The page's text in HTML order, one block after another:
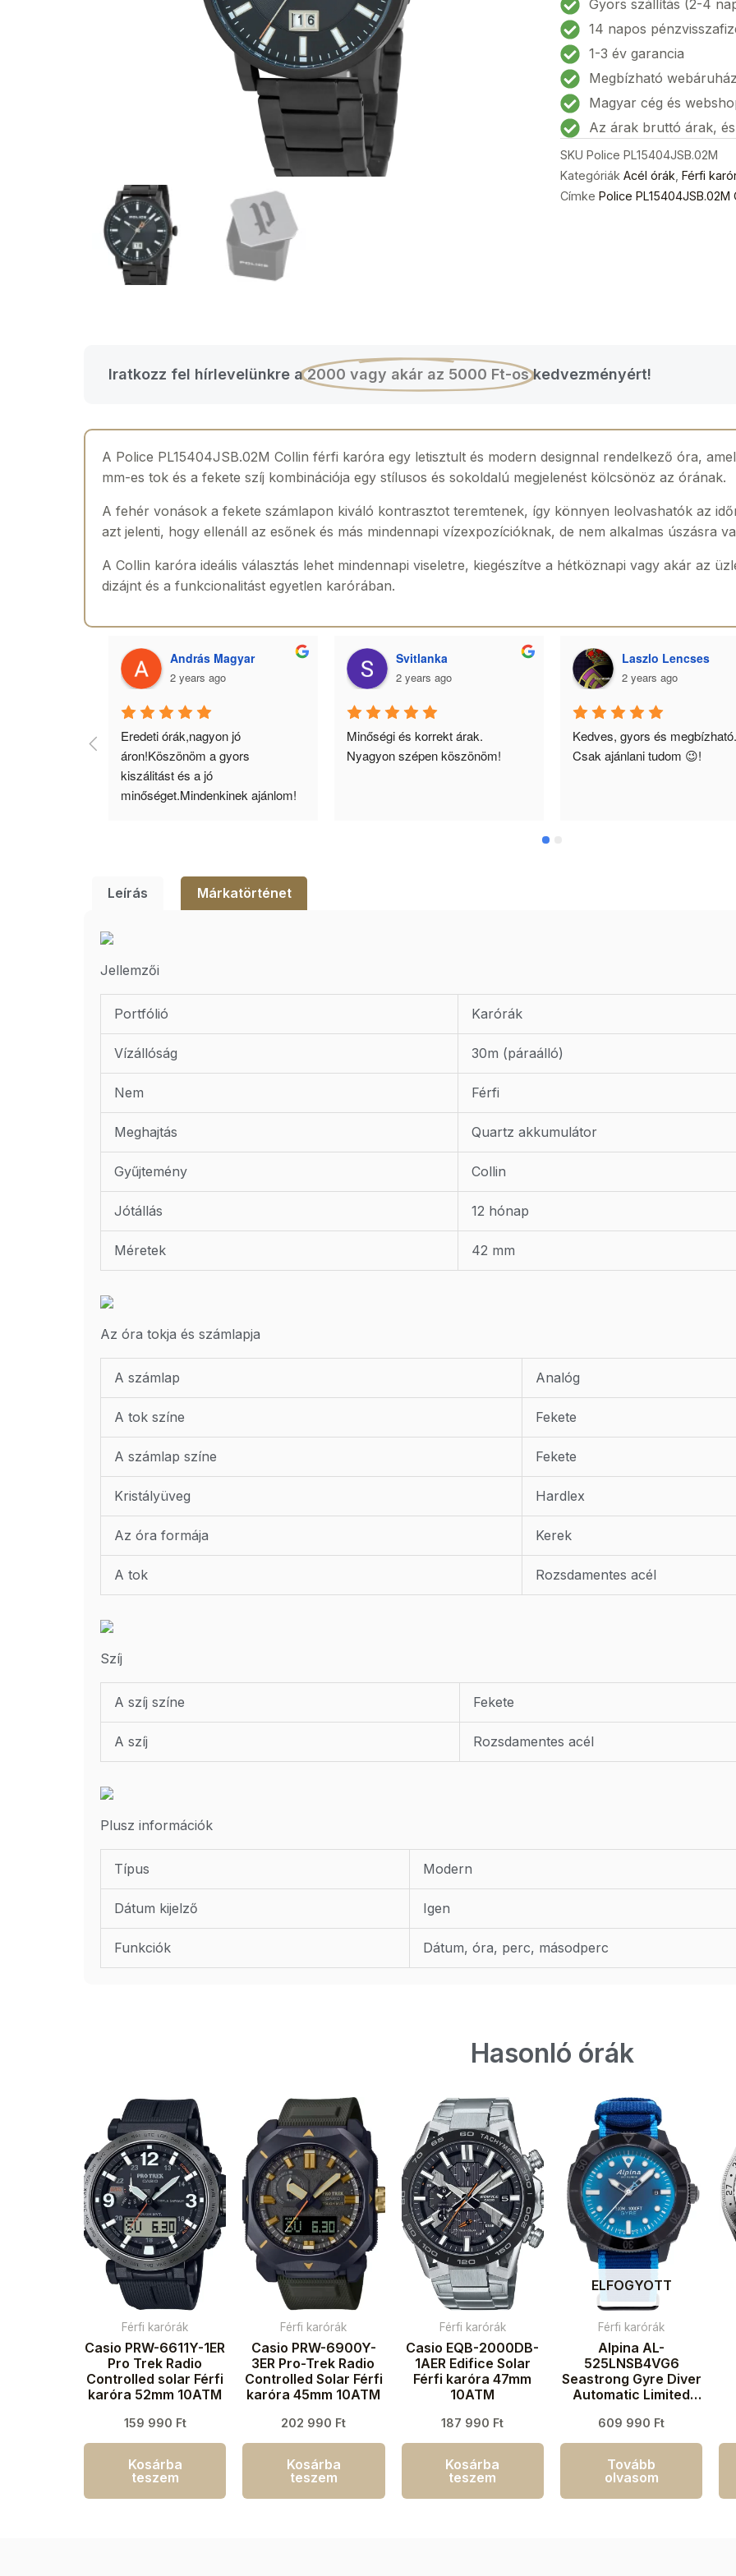
karóra
42mm
3ATM
mennyiség
Gyors szállítás (2-4
14 napos
1-3 év garancia
Megbízható webáruház
Magyar cég és
Az árak bruttó árak,
SKU Police PL15404JSB.02M
Kategóriák Acél órák Férfi
Címke Police
Iratkozz fel hírlevelünkre a2000 vagy akár az 5000 Ft-os kedvezményért!
A Police PL15404JSB.02M Collin férfi karóra egy letisztult és modern designnal rendelkező óra,
mm-es tok és a fekete szíj kombinációja egy stílusos és sokoldalú megjelenést kölcsönöz az órának.
A fehér vonások a fekete számlapon kiváló kontrasztot teremtenek, így könnyen leolvashatók az
azt jelenti, hogy ellenáll az esőnek és más mindennapi vízexpozícióknak, de nem alkalmas úszásra
A Collin karóra ideális választás lehet mindennapi viseletre, kiegészítve a hétköznapi vagy akár az
dizájnt és a funkcionalitást egyetlen karórában.
András Magyar
2 years ago
Eredeti órák,nagyon jó
áron!Köszönöm a gyors
kiszálitást és a jó
minőséget.Mindenkinek ajánlom!
Svitlanka
2 years ago
Minőségi és korrekt árak.
Nyagyon szépen köszönöm!
Laszlo Lencses
2 years ago
Kedves, gyors és megbízható.
Csak ajánlani tudom 😉!
Leírás Márkatörténet
Jellemzői
Portfólió Karórák
Vízállóság 30m (páraálló)
Nem Férfi
Meghajtás Quartz akkumulátor
Gyűjtemény Collin
Jótállás 12 hónap
Méretek 42 mm
Az óra tokja és számlapja
A számlap Analóg
A tok színe Fekete
A számlap színe Fekete
Kristályüveg Hardlex
Az óra formája Kerek
A tok Rozsdamentes acél
Szíj
A szíj színe Fekete
A szíj Rozsdamentes acél
Plusz információk
Típus Modern
Dátum kijelző Igen
Funkciók Dátum, óra, perc, másodperc
Hasonló órák
Férfi karórák
Casio PRW-6611Y-1ER
Pro Trek Radio
Controlled solar Férfi
karóra 52mm 10ATM
159 990 Ft
Kosárba
teszem
Férfi karórák
Casio PRW-6900Y-
3ER Pro-Trek Radio
Controlled Solar Férfi
karóra 45mm 10ATM
202 990 Ft
Kosárba
teszem
Férfi karórák
Casio EQB-2000DB-
1AER Edifice Solar
Férfi karóra 47mm
10ATM
187 990 Ft
Kosárba
teszem
ELFOGYOTT
Férfi karórák
Alpina AL-
525LNSB4VG6
Seastrong Gyre Diver
Automatic Limited
44mm 30ATM
609 990 Ft
Tovább
olvasom